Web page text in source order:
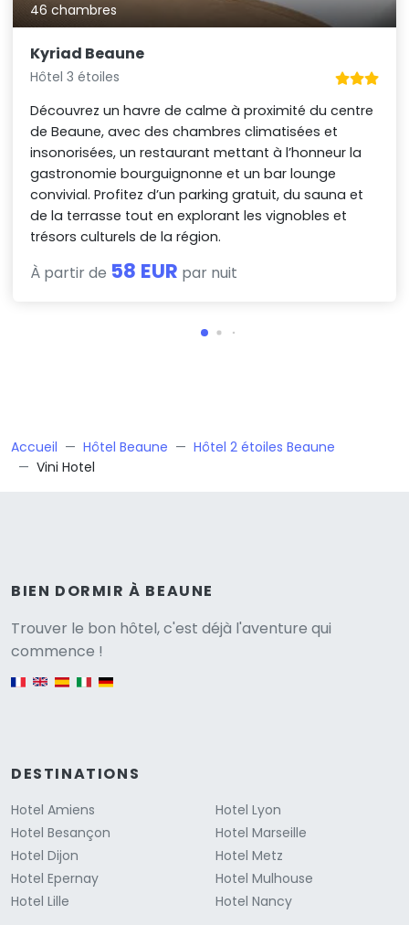
46 chambres
Kyriad Beaune
Hôtel 3 étoiles
Découvrez un havre de calme à proximité du centre
de Beaune, avec des chambres climatisées et
insonorisées, un restaurant mettant à l’honneur la
gastronomie bourguignonne et un bar lounge
convivial. Profitez d’un parking gratuit, du sauna et
de la terrasse tout en explorant les vignobles et
trésors culturels de la région.
À partir de 58 EUR par nuit
Accueil Hôtel Beaune
Hôtel 2 étoiles Beaune
Vini Hotel
BIEN DORMIR À BEAUNE
Trouver le bon hôtel, c'est déjà l'aventure qui
commence !
English version
DESTINATIONS
Hotel Amiens
Hotel Besançon
Hotel Dijon
Hotel Epernay
Hotel Lille
Hotel Lyon
Hotel Marseille
Hotel Metz
Hotel Mulhouse
Hotel Nancy